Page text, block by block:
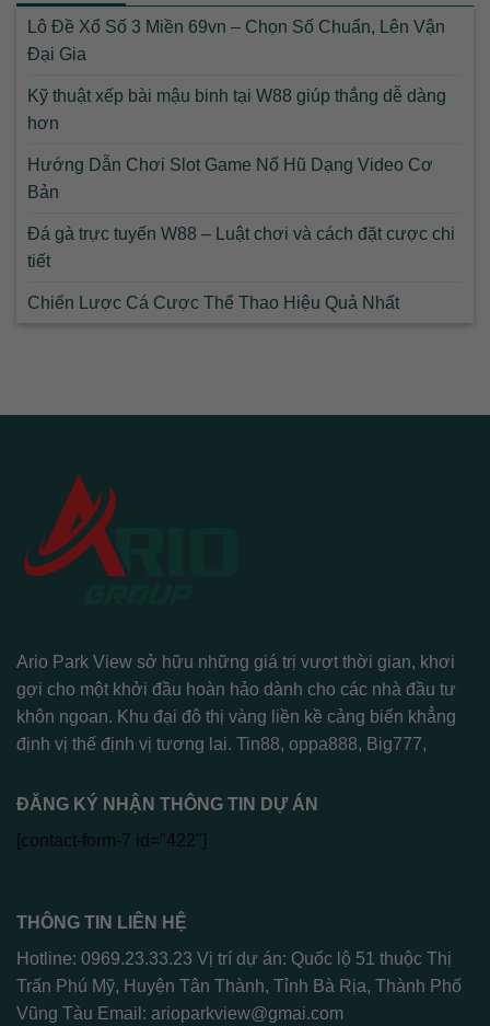
Lô Đề Xổ Số 3 Miền 69vn – Chọn Số Chuẩn, Lên Vận
Đại Gia
Kỹ thuật xếp bài mậu binh tại W88 giúp thắng dễ dàng
hơn
Hướng Dẫn Chơi Slot Game Nổ Hũ Dạng Video Cơ
Bản
Đá gà trực tuyến W88 – Luật chơi và cách đặt cược chi
tiết
Chiến Lược Cá Cược Thể Thao Hiệu Quả Nhất
Ario Park View sở hữu những giá trị vượt thời gian, khơi
gợi cho một khởi đầu hoàn hảo dành cho các nhà đầu tư
khôn ngoan. Khu đại đô thị vàng liền kề cảng biển khẳng
định vị thế định vị tương lai. Tin88, oppa888, Big777,
ĐĂNG KÝ NHẬN THÔNG TIN DỰ ÁN
[contact-form-7 id="422"]
THÔNG TIN LIÊN HỆ
Hotline: 0969.23.33.23 Vị trí dự án: Quốc lộ 51 thuộc Thị
Trấn Phú Mỹ, Huyện Tân Thành, Tỉnh Bà Rịa, Thành Phố
Vũng Tàu Email: arioparkview@gmai.com